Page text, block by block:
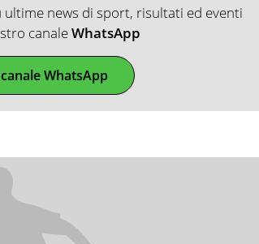
news di sport, risultati ed eventi
canaleWhatsApp
WhatsApp